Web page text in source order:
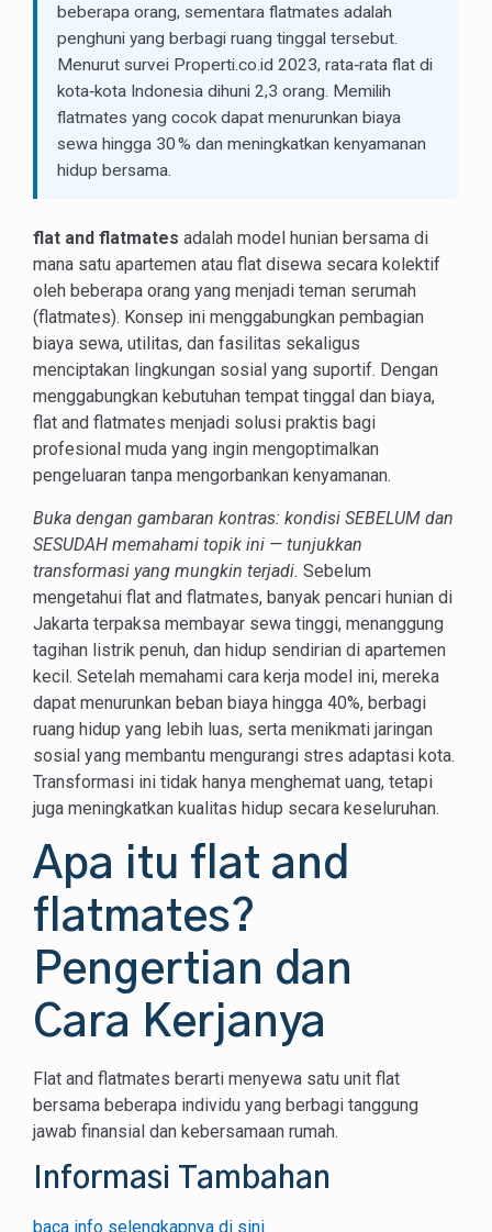
beberapa orang, sementara flatmates adalah
penghuni yang berbagi ruang tinggal tersebut.
Menurut survei Properti.co.id 2023, rata‑rata flat di
kota‑kota Indonesia dihuni 2,3 orang. Memilih
flatmates yang cocok dapat menurunkan biaya
sewa hingga 30 % dan meningkatkan kenyamanan
hidup bersama.
flat and flatmates adalah model hunian bersama di
mana satu apartemen atau flat disewa secara kolektif
oleh beberapa orang yang menjadi teman serumah
(flatmates). Konsep ini menggabungkan pembagian
biaya sewa, utilitas, dan fasilitas sekaligus
menciptakan lingkungan sosial yang suportif. Dengan
menggabungkan kebutuhan tempat tinggal dan biaya,
flat and flatmates menjadi solusi praktis bagi
profesional muda yang ingin mengoptimalkan
pengeluaran tanpa mengorbankan kenyamanan.
Buka dengan gambaran kontras: kondisi SEBELUM dan
SESUDAH memahami topik ini — tunjukkan
transformasi yang mungkin terjadi. Sebelum
mengetahui flat and flatmates, banyak pencari hunian di
Jakarta terpaksa membayar sewa tinggi, menanggung
tagihan listrik penuh, dan hidup sendirian di apartemen
kecil. Setelah memahami cara kerja model ini, mereka
dapat menurunkan beban biaya hingga 40%, berbagi
ruang hidup yang lebih luas, serta menikmati jaringan
sosial yang membantu mengurangi stres adaptasi kota.
Transformasi ini tidak hanya menghemat uang, tetapi
juga meningkatkan kualitas hidup secara keseluruhan.
Apa itu flat and
flatmates?
Pengertian dan
Cara Kerjanya
Flat and flatmates berarti menyewa satu unit flat
bersama beberapa individu yang berbagi tanggung
jawab finansial dan kebersamaan rumah.
Informasi Tambahan
baca info selengkapnya di sini